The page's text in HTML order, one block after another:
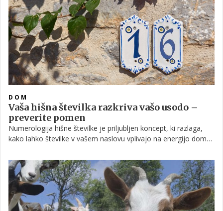
dolgoročno. Med izbranimi je tudi Good4Dogs, zgodba Branka
in Radojke Merhar, ki sta iz ljubezni do svojega psa ustvarila
prvo slovensko surovo hrano za pse.
DOM
Vaša hišna številka razkriva vašo usodo –
preverite pomen
Numerologija hišne številke je priljubljen koncept, ki razlaga,
kako lahko številke v vašem naslovu vplivajo na energijo doma
številni verjamejo, da lahko razumevanje teh številk ponudi
zanimiv vpogled v značaj bivanjskega prostora.